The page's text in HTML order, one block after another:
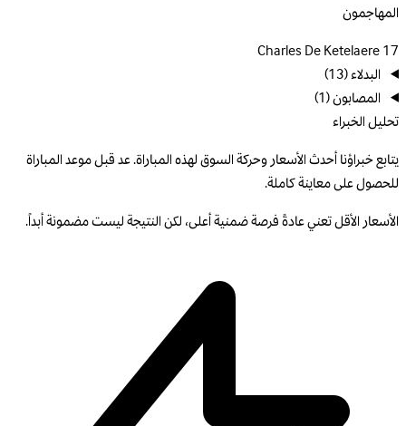
المهاجمون
17
Charles De Ketelaere
البدلاء(13)
المصابون(1)
تحليل الخبراء
يتابع خبراؤنا أحدث الأسعار وحركة السوق لهذه المباراة. عد قبل موعد المباراة
للحصول على معاينة كاملة.
الأسعار الأقل تعني عادةً فرصة ضمنية أعلى، لكن النتيجة ليست مضمونة أبداً.